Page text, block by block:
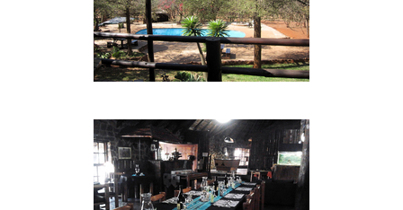
Duschen und einer einzigartigen Steinbadewanne
im Damenbad. Das Restaurant ist zu allen
Mahlzeiten außer sonntags geöffnet.
The Stables:
und einer Gemeinschaftsküche mit separaten
Einrichtungen für Männer und Frauen (nur
Duschen, keine Badewanne). Das erste
Schlafzimmer hat zwei Einzelbetten, das zweite
enthält ein Doppelbett und die anderen fünf